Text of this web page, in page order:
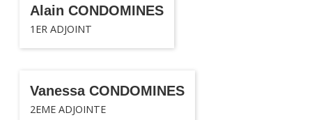
Alain CONDOMINES
1ER ADJOINT
Vanessa CONDOMINES
2EME ADJOINTE